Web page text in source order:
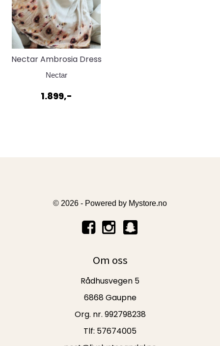
Nectar Ambrosia Dress
bleeding petals
Nectar
1.899,-
© 2026 - Powered by Mystore.no
Om oss
Rådhusvegen 5
6868 Gaupne
Org. nr. 992798238
Tlf: 57674005